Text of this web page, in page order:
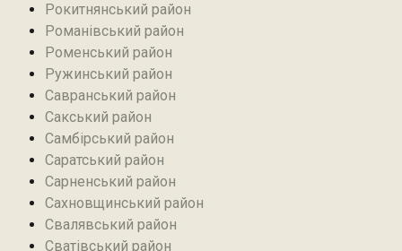
Рокитнянський район
Романівський район‎
Роменський район
Ружинський район
Савранський район‎
Сакський район
Самбірський район
Саратський район‎
Сарненський район
Сахновщинський район
Свалявський район
Сватівський район